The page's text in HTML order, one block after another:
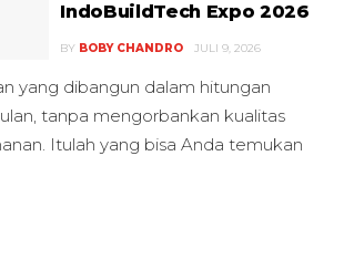
IndoBuildTech Expo 2026
BY BOBY CHANDRO JULI 9, 2026
yang dibangun dalam hitungan
tanpa mengorbankan kualitas
Itulah yang bisa Anda temukan